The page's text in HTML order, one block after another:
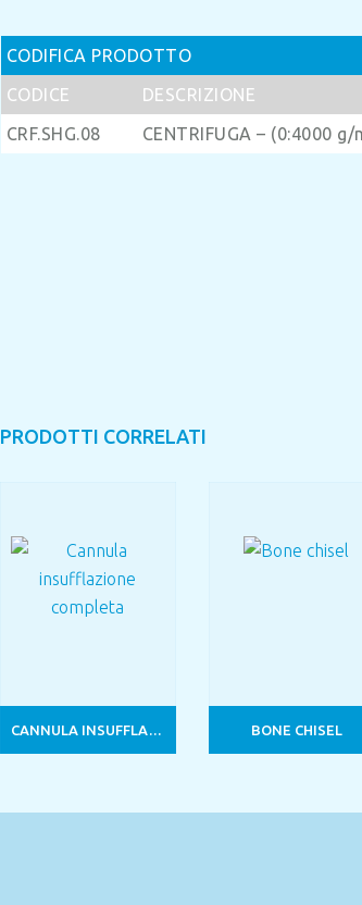
CODIFICA PRODOTTO
CODICE
DESCRIZIONE
CRF.SHG.08
CENTRIFUGA – (0:4000
PRODOTTI CORRELATI
CANNULA INSUFFLAZIONE COMPLETA BONE CHISEL